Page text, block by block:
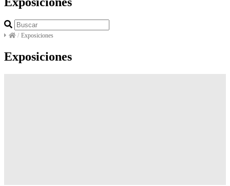
/ Exposiciones
Exposiciones